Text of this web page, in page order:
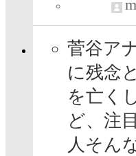
菅谷ア
に残念
を亡く
ど、注
人そん